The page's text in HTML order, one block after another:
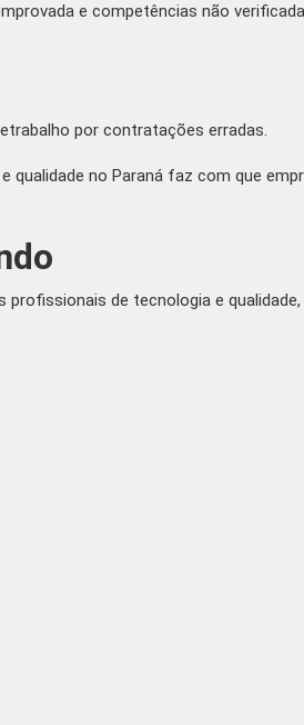
e competências não
por contratações erradas.
qualidade no Paraná faz com que
de tecnologia e